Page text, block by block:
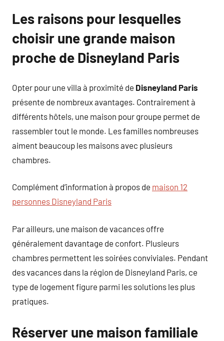
Les raisons pour lesquelles
choisir une grande maison
proche de Disneyland Paris
Opter pour une villa à proximité de Disneyland Paris
présente de nombreux avantages. Contrairement à
différents hôtels, une maison pour groupe permet de
rassembler tout le monde. Les familles nombreuses
aiment beaucoup les maisons avec plusieurs
chambres.
Complément d’information à propos de maison 12
personnes Disneyland Paris
Par ailleurs, une maison de vacances offre
généralement davantage de confort. Plusieurs
chambres permettent les soirées conviviales. Pendant
des vacances dans la région de Disneyland Paris, ce
type de logement figure parmi les solutions les plus
pratiques.
Réserver une maison familiale